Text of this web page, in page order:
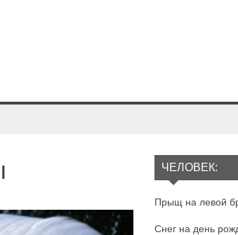
ЧЕЛОВЕК:
Прыщ на левой
Снег на день